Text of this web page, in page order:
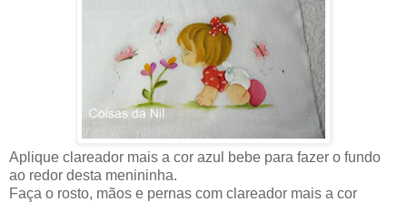
Aplique clareador mais a cor azul bebe para fazer o fundo
ao redor desta menininha.
Faça o rosto, mãos e pernas com clareador mais a cor